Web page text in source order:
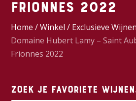
Frionnes 2022
Home /Winkel / Exclusieve Wijnen
Domaine Hubert Lamy – Saint
Frionnes 2022
Zoek je favoriete